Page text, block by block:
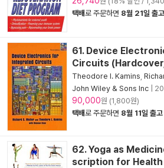
택배로 주문하면 8월 21일 출고
61. Device
Circuits
Theodore I. Kamins
John Wiley & Sons Inc
90,000원 (1,800원)
택배로 주문하면 8월 11일 출고
62. Yoga as
scription for Health